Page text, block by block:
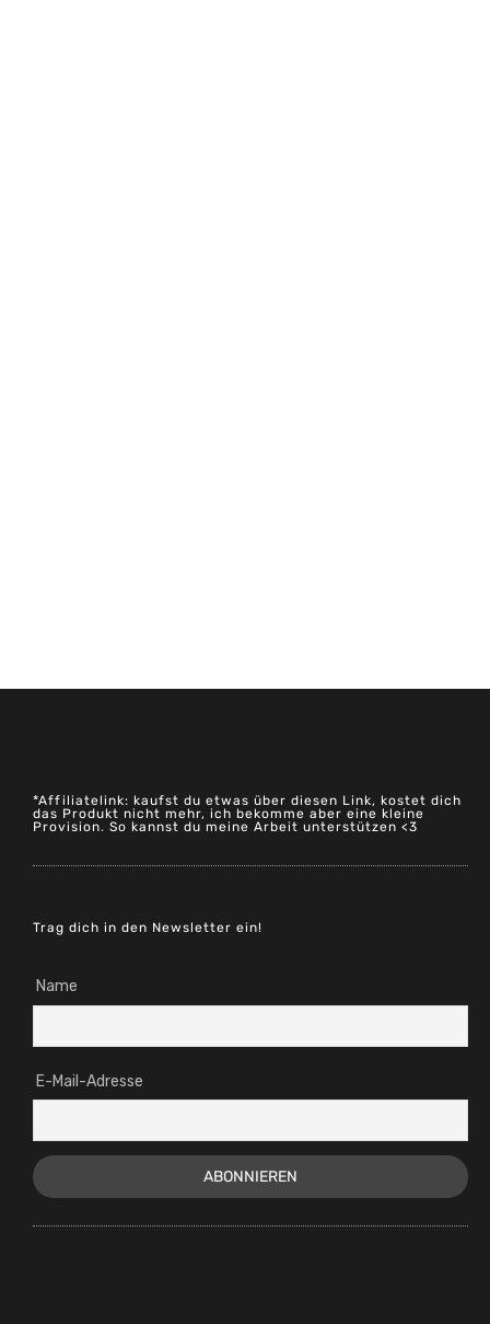
*Affiliatelink: kaufst du etwas über diesen Link, kostet dich
das Produkt nicht mehr, ich bekomme aber eine kleine
Provision. So kannst du meine Arbeit unterstützen <3
Trag dich in den Newsletter ein!
Name
E-Mail-Adresse